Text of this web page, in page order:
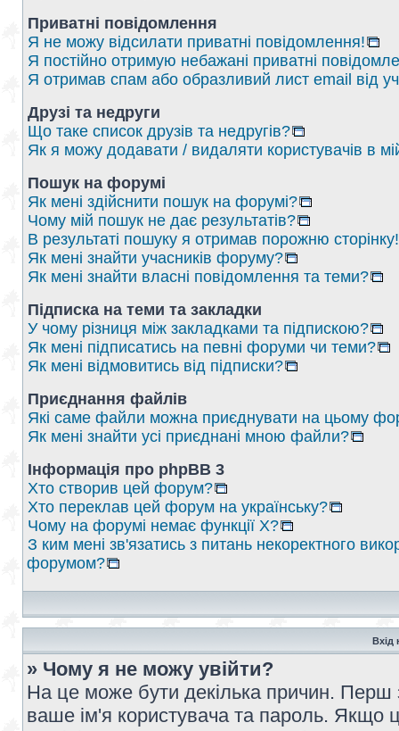
Приватні повідомлення
Я не можу відсилати приватні повідомлення!
Я постійно отримую небажані приватні
Я отримав спам або образливий лист email від
Друзі та недруги
Що таке список друзів та недругів?
Як я можу додавати / видаляти користувачів в
Пошук на форумі
Як мені здійснити пошук на форумі?
Чому мій пошук не дає результатів?
В результаті пошуку я отримав порожню сторінку!
Як мені знайти учасників форуму?
Як мені знайти власні повідомлення та теми?
Підписка на теми та закладки
У чому різниця між закладками та підпискою?
Як мені підписатись на певні форуми чи теми?
Як мені відмовитись від підписки?
Приєднання файлів
Які саме файли можна приєднувати на цьому
Як мені знайти усі приєднані мною файли?
Інформація про phpBB 3
Хто створив цей форум?
Хто переклав цей форум на українську?
Чому на форумі немає функції X?
З ким мені зв'язатись з питань некоректного
форумом?
Вхід
» Чому я не можу увійти?
На це може бути декілька причин. Перш
ваше ім'я користувача та пароль. Якщо